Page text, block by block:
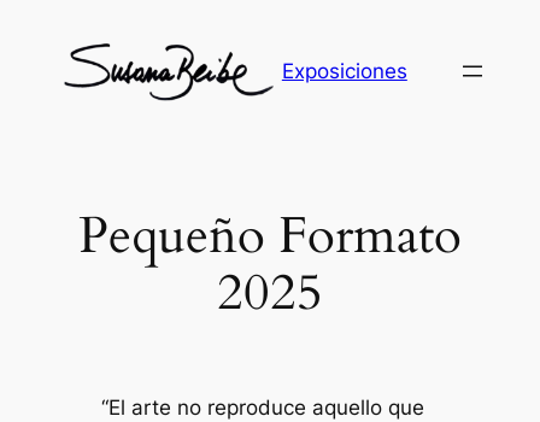
content
Exposiciones
Pequeño Formato
2025
“El arte no reproduce aquello que